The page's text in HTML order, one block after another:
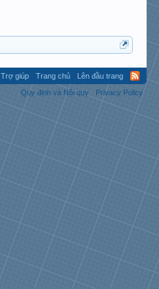
Trợ giúp Trang chủ
Lên đầu trang
Quy định và Nội quy
Privacy Policy